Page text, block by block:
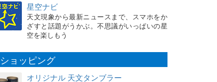
星空ナビ
天文現象から最新ニュースまで、スマホをか
ざすと話題がうかぶ。不思議がいっぱいの星
空を楽しもう
ショッピング
オリジナル 天文タンブラー